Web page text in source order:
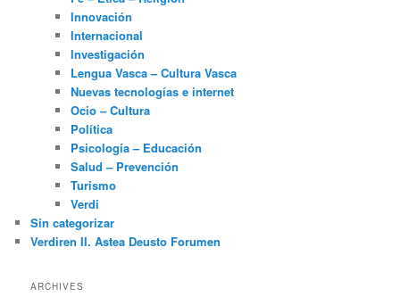
Innovación
Internacional
Investigación
Lengua Vasca – Cultura Vasca
Nuevas tecnologías e internet
Ocio – Cultura
Política
Psicología – Educación
Salud – Prevención
Turismo
Verdi
Sin categorizar
Verdiren II. Astea Deusto Forumen
ARCHIVES